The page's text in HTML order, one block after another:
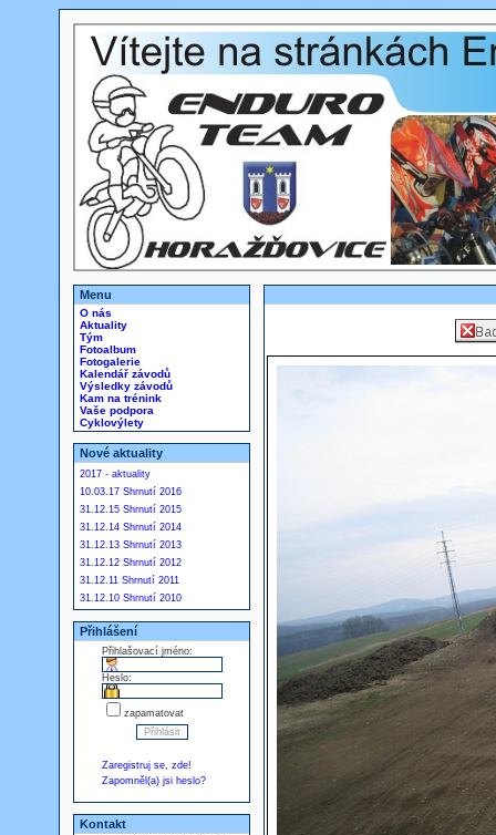
Menu
O nás
Aktuality
Tým
Fotoalbum
Fotogalerie
Kalendář závodů
Výsledky závodů
Kam na trénink
Vaše podpora
Cyklovýlety
Nové aktuality
2017 - aktuality
10.03.17 Shrnutí 2016
31.12.15 Shrnutí 2015
31.12.14 Shrnutí 2014
31.12.13 Shrnutí 2013
31.12.12 Shrnutí 2012
31.12.11 Shrnutí 2011
31.12.10 Shrnutí 2010
Přihlášení
Přihlašovací jméno:
Heslo:
zapamatovat
Zaregistruj se, zde!
Zapomněl(a) jsi heslo?
Kontakt